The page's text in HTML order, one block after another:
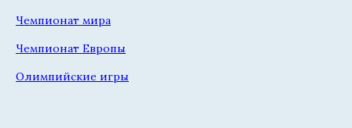
Чемпионат мира
Чемпионат Европы
Олимпийские игры